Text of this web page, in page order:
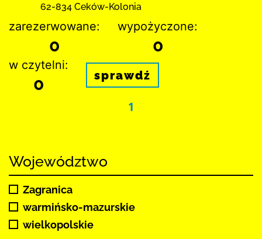
62-834 Ceków-Kolonia
zarezerwowane:
0
wypożyczone:
0
w czytelni:
0 sprawdź
1
Województwo
Zagranica
warmińsko-mazurskie
wielkopolskie